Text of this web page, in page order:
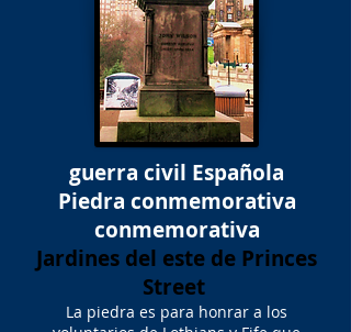
guerra civil Española
Piedra conmemorativa
conmemorativa
Jardines del este de Princes
Street
La piedra es para honrar a los